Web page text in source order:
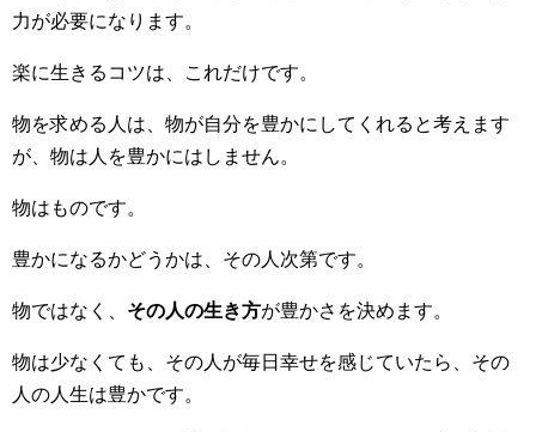
力が必要になります。
楽に生きるコツは、これだけです。
物を求める人は、物が自分を豊かにしてくれると考えます
が、物は人を豊かにはしません。
物はものです。
豊かになるかどうかは、その人次第です。
物ではなく、 その人の生き方が豊かさを決めます。
物は少なくても、その人が毎日幸せを感じていたら、その
人の人生は豊かです。